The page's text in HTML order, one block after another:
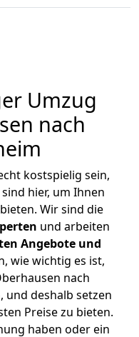
Umzug
nach
kostspielig sein,
hier, um Ihnen
Wir sind die
und arbeiten
Angebote und
wie wichtig es ist,
nach
und deshalb setzen
Preise zu bieten.
haben oder ein